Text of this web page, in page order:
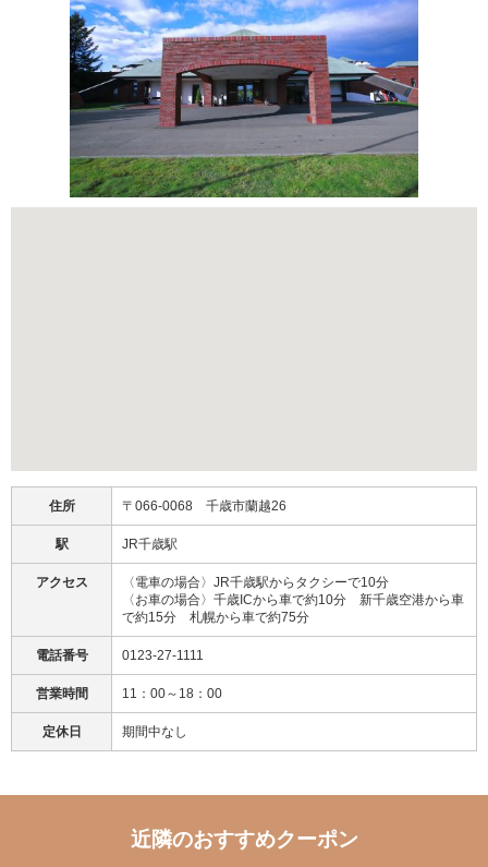
住所 〒066-0068 千歳市蘭越26
駅 JR千歳駅
アクセス
〈電車の場合〉JR千歳駅からタクシーで10分
〈お車の場合〉千歳ICから車で約10分 新千歳空港から車
で約15分 札幌から車で約75分
電話番号 0123-27-1111
営業時間 11：00～18：00
定休日 期間中なし
近隣のおすすめクーポン